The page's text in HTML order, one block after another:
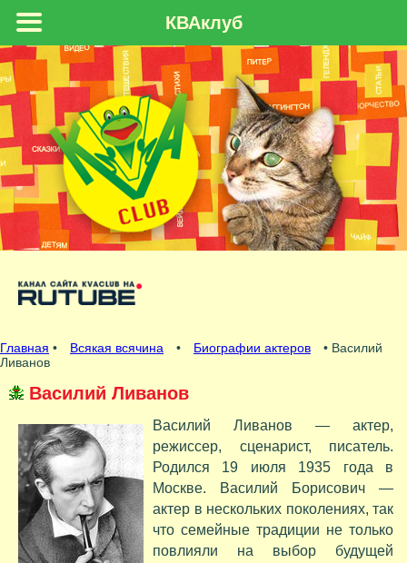
Главная • Всякая всячина • Биографии актеров
• Василий
Ливанов
Василий Ливанов
Василий Ливанов — актер,
режиссер, сценарист, писатель.
Родился 19 июля 1935 года в
Москве. Василий Борисович —
актер в нескольких поколениях, так
что семейные традиции не только
повлияли на выбор будущей
КВАклуб